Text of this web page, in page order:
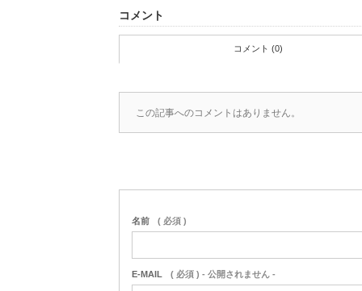
コメント
コメント (0)
この記事へのコメントはありません。
名前 ( 必須 )
E-MAIL ( 必須 ) - 公開されません -